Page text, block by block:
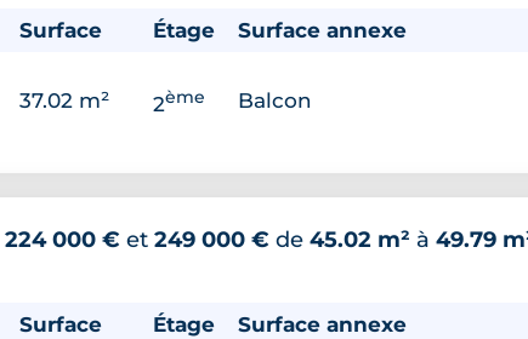
Surface Étage Surface annexe
37.02 m² 2ème Balcon
224 000 € et 249 000 € de 45.02 m² à 49.79
Surface Étage Surface annexe